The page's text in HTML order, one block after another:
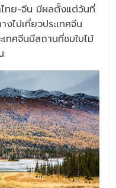
ทย-จีน มีผลตั้งแต่วันที่
ไปเที่ยวประเทศจีน
ทศจีนมีสถานที่ชมใบไม้